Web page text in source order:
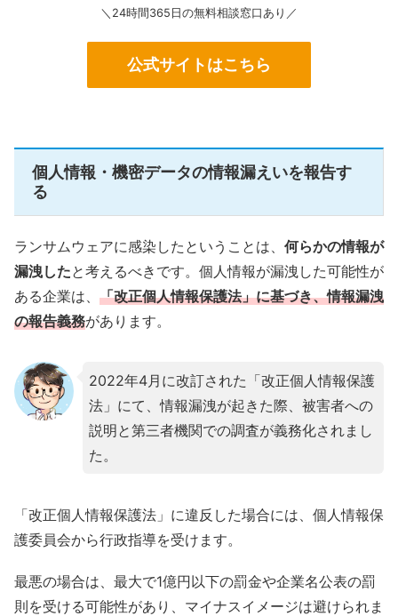
＼24時間365日の無料相談窓口あり／
公式サイトはこちら
個人情報・機密データの情報漏えいを報告す
る
ランサムウェアに感染したということは、 何らかの情報が
漏洩したと考えるべきです。個人情報が漏洩した可能性が
ある企業は、 「改正個人情報保護法」に基づき、情報漏洩
の報告義務があります。
2022年4月に改訂された「改正個人情報保護
法」にて、情報漏洩が起きた際、被害者への
説明と第三者機関での調査が義務化されまし
た。
「改正個人情報保護法」に違反した場合には、個人情報保
護委員会から行政指導を受けます。
最悪の場合は、最大で1億円以下の罰金や企業名公表の罰
則を受ける可能性があり、マイナスイメージは避けられま